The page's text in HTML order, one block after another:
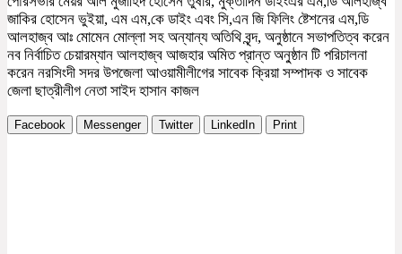
জাকির হোসেন ভুইয়া, এম এম,কে ডাইং এবং সি,এন জি ফিলিং ষ্টেশনের এম,ডি
আলহাজ্ব আঃ মোমেন মোল্লা সহ অন্যান্য অতিথি বৃন্দ, অনুষ্ঠানে সভাপতিত্ব করেন
নব নির্বাচিত চেয়ারম্যান আলহাজ্ব আজহার অমিত প্রান্ত অনু্ষ্ঠান টি পরিচালনা
করেন নরসিংদী সদর উপজেলা আওয়ামীলীগের সাবেক ক্রিয়া সম্পাদক ও সাবেক
জেলা ছাত্রীলীগ নেতা সাইদ হাসান কাজল
Facebook Messenger Twitter LinkedIn Print